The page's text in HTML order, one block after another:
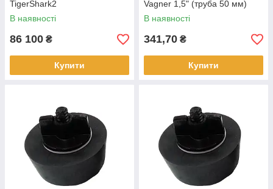
TigerShark2
В наявності
86 100 ₴
Купити
Vagner 1,5" (труба 50 мм)
В наявності
341,70 ₴
Купити